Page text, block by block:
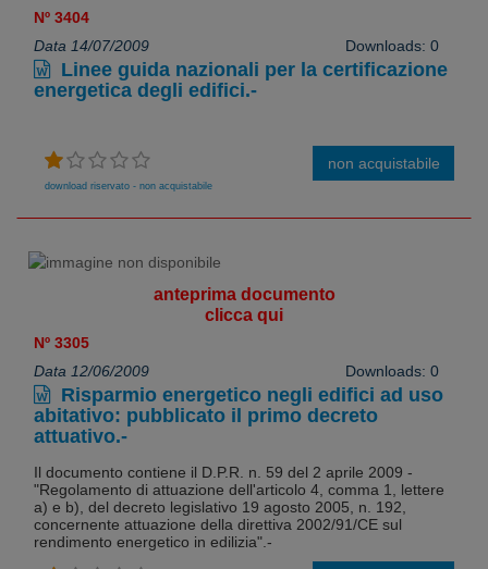
Nº 3404
Data 14/07/2009
Downloads: 0
Linee guida nazionali per la certificazione
energetica degli edifici.-
download riservato - non acquistabile
non acquistabile
anteprima documento
clicca qui
Nº 3305
Data 12/06/2009
Downloads: 0
Risparmio energetico negli edifici ad uso
abitativo: pubblicato il primo decreto
attuativo.-
Il documento contiene il D.P.R. n. 59 del 2 aprile 2009 -
"Regolamento di attuazione dell'articolo 4, comma 1, lettere
a) e b), del decreto legislativo 19 agosto 2005, n. 192,
concernente attuazione della direttiva 2002/91/CE sul
rendimento energetico in edilizia".-